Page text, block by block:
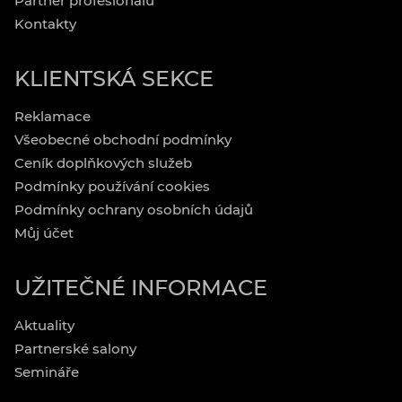
Kontakty
KLIENTSKÁ SEKCE
Reklamace
Všeobecné obchodní podmínky
Ceník doplňkových služeb
Podmínky používání cookies
Podmínky ochrany osobních údajů
Můj účet
UŽITEČNÉ INFORMACE
Aktuality
Partnerské salony
Semináře